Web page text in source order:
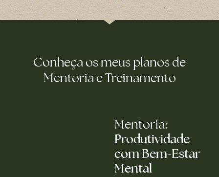
Conheça os meus planos de
Mentoria e Treinamento
Mentoria:
Produtividade
com Bem-Estar
Mental